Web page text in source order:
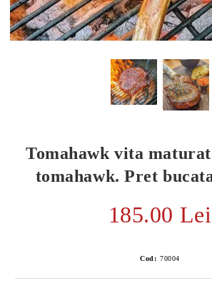
Tomahawk vita
tomahawk. Pret
185.00 Lei
Cod: 70004